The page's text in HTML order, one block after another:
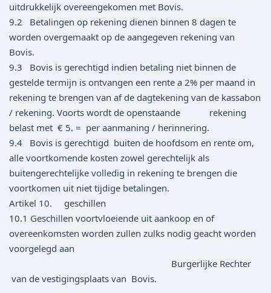
uitdrukkelijk overeengekomen met Bovis.
9.2 Betalingen op rekening dienen binnen 8 dagen te
worden overgemaakt op de aangegeven rekening van
Bovis.
9.3 Bovis is gerechtigd indien betaling niet binnen de
gestelde termijn is ontvangen een rente a 2% per maand in
rekening te brengen van af de dagtekening van de kassabon
/ rekening. Voorts wordt de openstaande rekening
belast met € 5. = per aanmaning / herinnering.
9.4 Bovis is gerechtigd buiten de hoofdsom en rente om,
alle voortkomende kosten zowel gerechtelijk als
buitengerechtelijke volledig in rekening te brengen die
voortkomen uit niet tijdige betalingen.
Artikel 10. geschillen
10.1 Geschillen voortvloeiende uit aankoop en of
overeenkomsten worden zullen zulks nodig geacht worden
voorgelegd aan
Burgerlijke Rechter
van de vestigingsplaats van Bovis.